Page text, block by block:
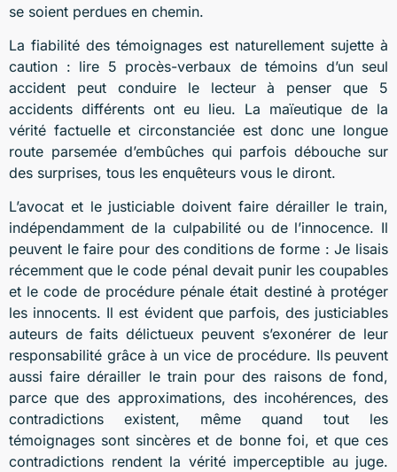
se soient perdues en chemin.
La fiabilité des témoignages est naturellement sujette à
caution : lire 5 procès-verbaux de témoins d’un seul
accident peut conduire le lecteur à penser que 5
accidents différents ont eu lieu. La maïeutique de la
vérité factuelle et circonstanciée est donc une longue
route parsemée d’embûches qui parfois débouche sur
des surprises, tous les enquêteurs vous le diront.
L’avocat et le justiciable doivent faire dérailler le train,
indépendamment de la culpabilité ou de l’innocence. Il
peuvent le faire pour des conditions de forme : Je lisais
récemment que le code pénal devait punir les coupables
et le code de procédure pénale était destiné à protéger
les innocents. Il est évident que parfois, des justiciables
auteurs de faits délictueux peuvent s’exonérer de leur
responsabilité grâce à un vice de procédure. Ils peuvent
aussi faire dérailler le train pour des raisons de fond,
parce que des approximations, des incohérences, des
contradictions existent, même quand tout les
témoignages sont sincères et de bonne foi, et que ces
contradictions rendent la vérité imperceptible au juge.